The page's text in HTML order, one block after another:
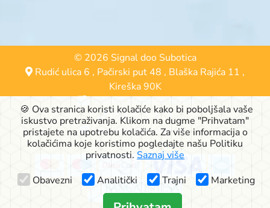
© 2026 Signal doo Subotica
Rudić ulica 6 , Pačirski put 48 , Blaška Rajića 11 ,
Kireška 90K
24000 Subotica, Srbija
063-553-574
online@signalshop.rs
🍪 Ova stranica koristi kolačiće kako bi poboljšala vaše
iskustvo pretraživanja. Klikom na dugme "Prihvatam"
pristajete na upotrebu kolačića. Za više informacija o
kolačićima koje koristimo pogledajte našu Politiku
privatnosti. Saznaj više
Obavezni
Analitički Trajni Marketing